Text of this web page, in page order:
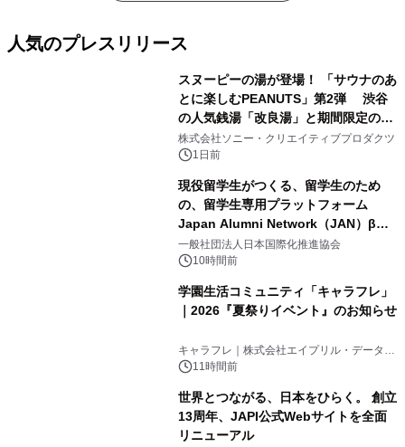
人気のプレスリリース
スヌーピーの湯が登場！ 「サウナのあ
とに楽しむPEANUTS」第2弾 渋谷
の人気銭湯「改良湯」と期間限定のコ
ラボレーション サウナイキタイコラ
ボグッズも発売決定！
株式会社ソニー・クリエイティブプロダクツ
1日前
現役留学生がつくる、留学生のため
の、留学生専用プラットフォーム
Japan Alumni Network（JAN）β版
をリリース
一般社団法人日本国際化推進協会
10時間前
学園生活コミュニティ「キャラフレ」
｜2026『夏祭りイベント』のお知らせ
キャラフレ｜株式会社エイプリル・データ・
デザインズ
11時間前
世界とつながる、日本をひらく。 創立
13周年、JAPI公式Webサイトを全面
リニューアル